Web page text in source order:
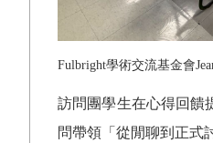
Fulbright學術交流基金會
訪問團學生在心得回饋
問帶領「從閒聊到正式